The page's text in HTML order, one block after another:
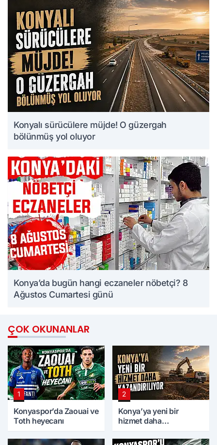
Konyalı sürücülere müjde! O güzergah
bölünmüş yol oluyor
Konya’da bugün hangi eczaneler nöbetçi? 8
Ağustos Cumartesi günü
ÇOK OKUNANLAR
1
Konyaspor’da Zaouai ve
Toth heyecanı
2
Konya’ya yeni bir
hizmet daha